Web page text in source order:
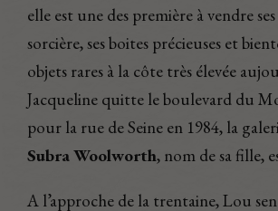
elle est une des première à vendre
sorcière, ses boites précieuses et
objets rares à la côte très élevée
Jacqueline quitte le boulevard du
pour la rue de Seine en 1984, la
Subra Woolworth, nom de sa fille,
A l’approche de la trentaine, Lou